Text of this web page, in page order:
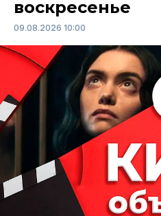
воскресенье
09.08.2026 10:00